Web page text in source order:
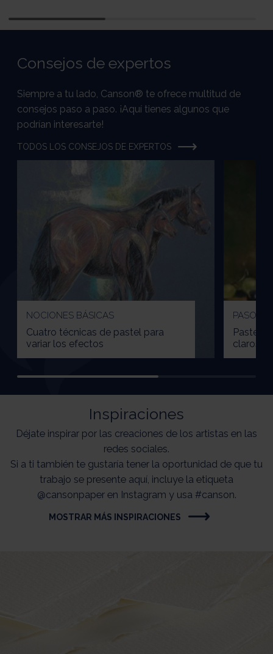
Consejos de expertos
Siempre a tu lado, Canson® te ofrece multitud de
consejos paso a paso. ¡Aquí tienes algunos que
podrían interesarte!
TODOS LOS CONSEJOS DE EXPERTOS
NOCIONES BÁSICAS
Cuatro técnicas de pastel para
variar los efectos
PASO A
Pastel :
Inspiraciones
Déjate inspirar por las creaciones de los artistas en las
redes sociales.
Si a ti también te gustaría tener la oportunidad de que tu
trabajo se presente aquí, incluye la etiqueta
@cansonpaper en Instagram y usa #canson.
MOSTRAR MÁS INSPIRACIONES